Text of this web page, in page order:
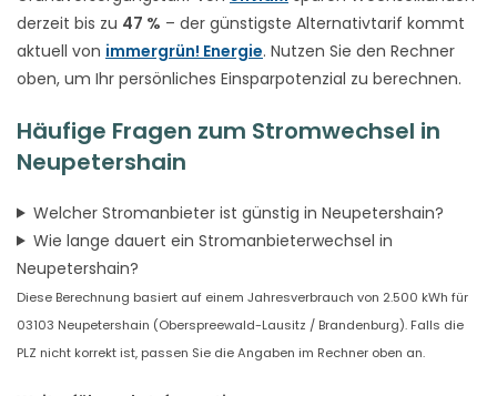
derzeit bis zu 47 % – der günstigste Alternativtarif kommt
aktuell von immergrün! Energie. Nutzen Sie den Rechner
oben, um Ihr persönliches Einsparpotenzial zu berechnen.
Häufige Fragen zum Stromwechsel in
Neupetershain
Welcher Stromanbieter ist günstig in Neupetershain?
Wie lange dauert ein Stromanbieterwechsel in
Neupetershain?
Diese Berechnung basiert auf einem Jahresverbrauch von 2.500 kWh für
03103 Neupetershain (Oberspreewald-Lausitz / Brandenburg). Falls die
PLZ nicht korrekt ist, passen Sie die Angaben im Rechner oben an.